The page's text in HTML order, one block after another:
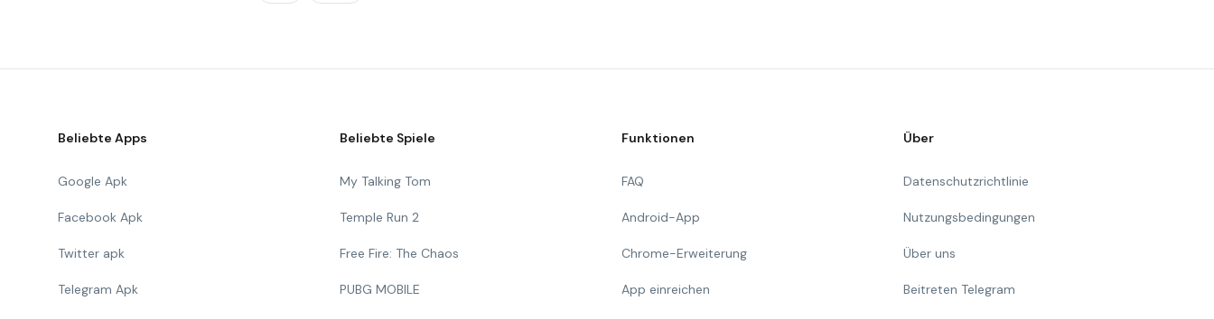
Beliebte Apps
Google Apk
Facebook Apk
Twitter apk
Telegram Apk
Beliebte Spiele
My Talking Tom
Temple Run 2
Free Fire: The Chaos
PUBG MOBILE
Funktionen
FAQ
Android-App
Chrome-Erweiterung
App einreichen
Über
Datenschutzrichtlinie
Nutzungsbedingungen
Über uns
Beitreten Telegram